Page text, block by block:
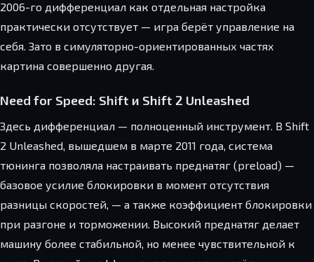
2006-го дифференциал как отдельная настройка
практически отсутствует — игра берёт управление на
себя. Зато в симуляторно-ориентированных частях
картина совершенно другая.
Need for Speed: Shift и Shift 2 Unleashed
Здесь дифференциал — полноценный инструмент. В Shift
2 Unleashed, вышедшем в марте 2011 года, система
тюнинга позволяла настраивать преднатяг (preload) —
базовое усилие блокировки в момент отсутствия
разницы скоростей, — а также коэффициент блокировки
при разгоне и торможении. Высокий преднатяг делает
машину более стабильной, но менее чувствительной к